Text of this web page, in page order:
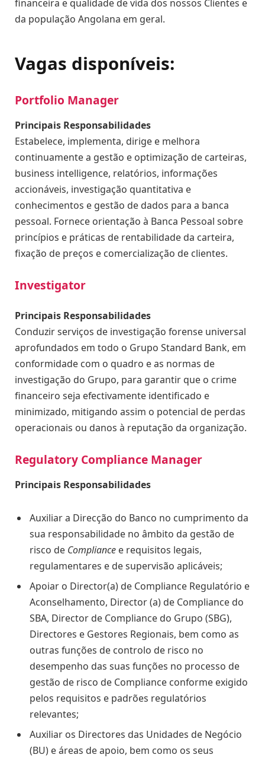
financeira e qualidade de vida dos nossos Clientes e
da população Angolana em geral.
Vagas disponíveis:
Portfolio Manager
Principais Responsabilidades
Estabelece, implementa, dirige e melhora
continuamente a gestão e optimização de carteiras,
business intelligence, relatórios, informações
accionáveis, investigação quantitativa e
conhecimentos e gestão de dados para a banca
pessoal. Fornece orientação à Banca Pessoal sobre
princípios e práticas de rentabilidade da carteira,
fixação de preços e comercialização de clientes.
Investigator
Principais Responsabilidades
Conduzir serviços de investigação forense universal
aprofundados em todo o Grupo Standard Bank, em
conformidade com o quadro e as normas de
investigação do Grupo, para garantir que o crime
financeiro seja efectivamente identificado e
minimizado, mitigando assim o potencial de perdas
operacionais ou danos à reputação da organização.
Regulatory Compliance Manager
Principais Responsabilidades
Auxiliar a Direcção do Banco no cumprimento da
sua responsabilidade no âmbito da gestão de
risco de Compliance e requisitos legais,
regulamentares e de supervisão aplicáveis;
Apoiar o Director(a) de Compliance Regulatório e
Aconselhamento, Director (a) de Compliance do
SBA, Director de Compliance do Grupo (SBG),
Directores e Gestores Regionais, bem como as
outras funções de controlo de risco no
desempenho das suas funções no processo de
gestão de risco de Compliance conforme exigido
pelos requisitos e padrões regulatórios
relevantes;
Auxiliar os Directores das Unidades de Negócio
(BU) e áreas de apoio, bem como os seus